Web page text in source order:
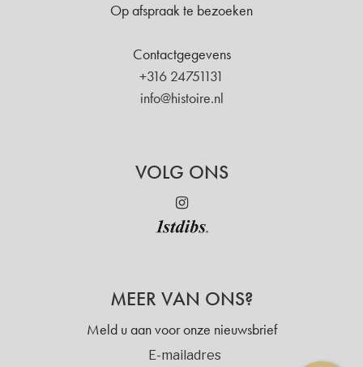
Op afspraak te bezoeken
Contactgegevens
+316 24751131
info@histoire.nl
VOLG ONS
MEER VAN ONS?
Meld u aan voor onze nieuwsbrief